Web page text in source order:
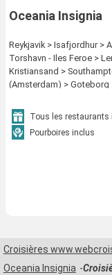
Oceania Insignia
Reykjavik > Isafjordhur >
Torshavn - Iles Feroe >
Kristiansand >
(Amsterdam) > Goteborg
Tous les restaurants
Pourboires inclus
Croisières
Oceania Insignia